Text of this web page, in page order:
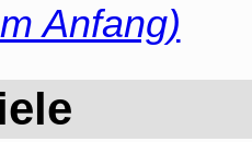
Anfang)